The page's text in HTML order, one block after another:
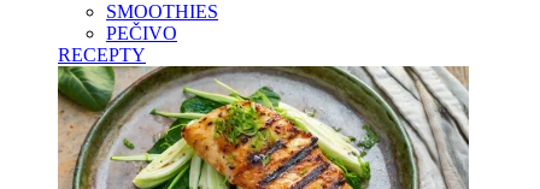
SMOOTHIES
PEČIVO
RECEPTY